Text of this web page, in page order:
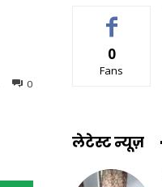
0
0
Fans
लेटेस्ट न्यूज़